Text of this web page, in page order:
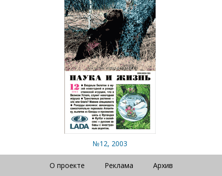
№12, 2003
О проекте Реклама Архив